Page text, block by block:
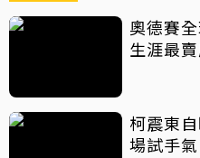
奧德賽
生涯最
柯震東
場試手